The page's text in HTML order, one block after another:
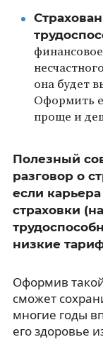
она будет
Оформить
проще и
Полезный
разговор о
если
страховки
низкие
Оформив
сможет
многие годы
его здоровье